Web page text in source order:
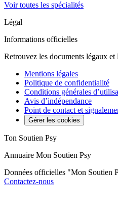
Voir toutes les spécialités
Légal
Informations officielles
Retrouvez les documents légaux
Mentions légales
Politique de confidentialité
Conditions générales
Avis d’indépendance
Point de contact et
Gérer les cookies
Ton Soutien Psy
Annuaire Mon Soutien Psy
Données officielles "Mon Soutien
Contactez-nous